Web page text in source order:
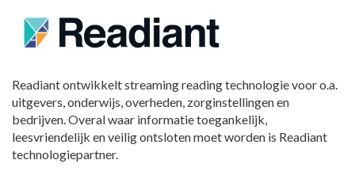
Readiant ontwikkelt streaming reading technologie voor o.a.
uitgevers, onderwijs, overheden, zorginstellingen en
bedrijven. Overal waar informatie toegankelijk,
leesvriendelijk en veilig ontsloten moet worden is Readiant
technologiepartner.